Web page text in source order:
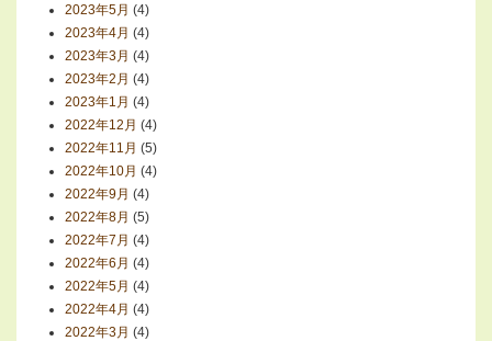
2023年5月 (4)
2023年4月 (4)
2023年3月 (4)
2023年2月 (4)
2023年1月 (4)
2022年12月 (4)
2022年11月 (5)
2022年10月 (4)
2022年9月 (4)
2022年8月 (5)
2022年7月 (4)
2022年6月 (4)
2022年5月 (4)
2022年4月 (4)
2022年3月 (4)